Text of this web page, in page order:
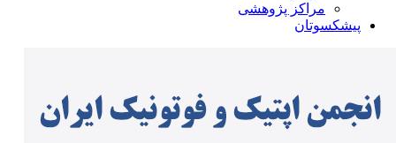
مراکز پژوهشی
پیشکسوتان